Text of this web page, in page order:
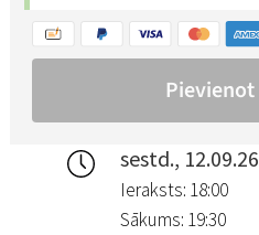
sestd., 12.09.26
Ieraksts: 18:00
Sākums: 19:30